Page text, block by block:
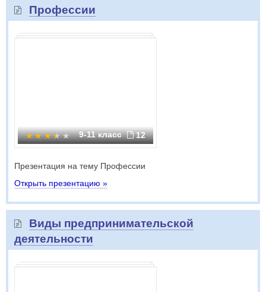
Профессии
9-11 класс 12
Презентация на тему Профессии
Открыть презентацию »
Виды предпринимательской
деятельности